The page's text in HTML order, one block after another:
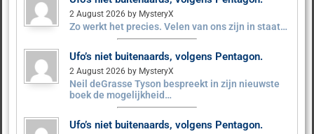
2 August 2026 by MysteryX
Zo werkt het precies. Velen van ons zijn in staat…
Ufo’s niet buitenaards, volgens Pentagon.
2 August 2026 by MysteryX
Neil deGrasse Tyson bespreekt in zijn nieuwste
boek de mogelijkheid…
Ufo’s niet buitenaards, volgens Pentagon.